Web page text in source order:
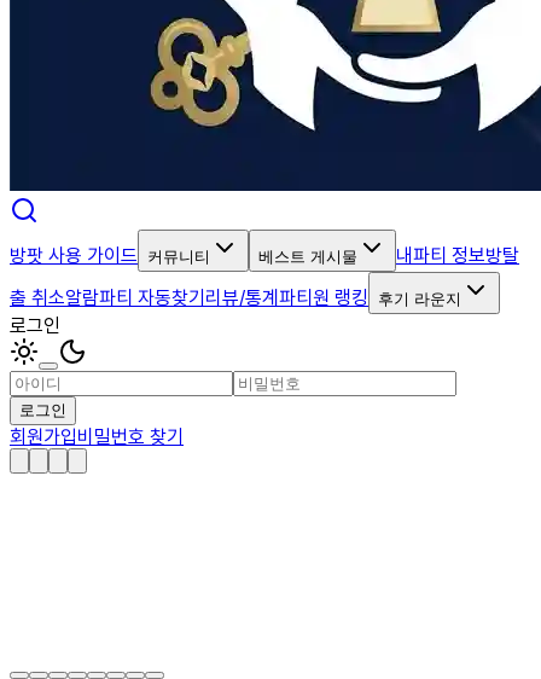
방팟 사용 가이드 커뮤니티 베스트 게시물 내파티 정보방탈
출 취소알람파티 자동찾기리뷰/통계파티원 랭킹 후기 라운지
로그인
로그인
회원가입비밀번호 찾기